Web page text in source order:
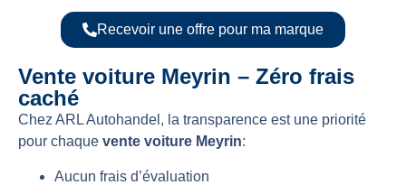
Recevoir une offre pour ma marque
Vente voiture Meyrin – Zéro frais
caché
Chez ARL Autohandel, la transparence est une priorité
pour chaque vente voiture Meyrin:
Aucun frais d’évaluation